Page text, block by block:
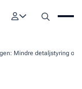
Mindre detaljstyring og